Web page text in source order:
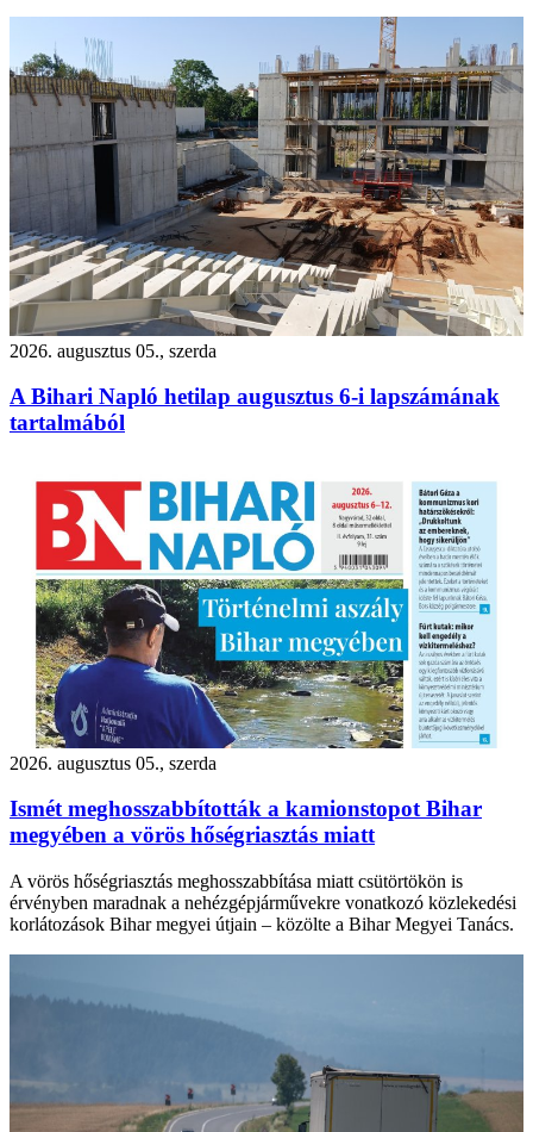
2026. augusztus 05., szerda
A Bihari Napló hetilap augusztus 6-i lapszámának
tartalmából
2026. augusztus 05., szerda
Ismét meghosszabbították a kamionstopot Bihar
megyében a vörös hőségriasztás miatt
A vörös hőségriasztás meghosszabbítása miatt csütörtökön is
érvényben maradnak a nehézgépjárművekre vonatkozó közlekedési
korlátozások Bihar megyei útjain – közölte a Bihar Megyei Tanács.